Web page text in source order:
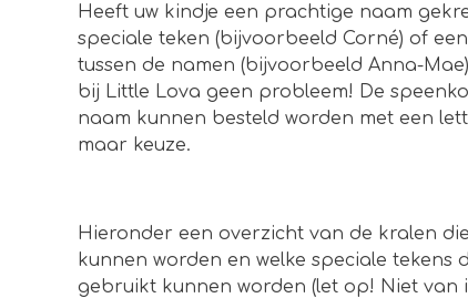
Heeft uw kindje een prachtige naam
speciale teken (bijvoorbeeld Corné) of
tussen de namen (bijvoorbeeld Anna-
bij Little Lova geen probleem! De
naam kunnen besteld worden met een
maar keuze.
Hieronder een overzicht van de kralen
kunnen worden en welke speciale tekens
gebruikt kunnen worden (let op! Niet van